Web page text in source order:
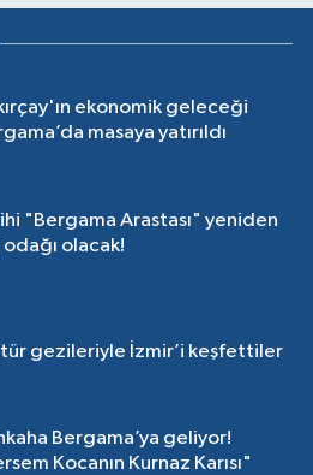
Tizleşen Bir Sesle Yırtınıp
(Cumhuriyet Kitap, 20.7.2000),
/ Duyarlılıkta Kadın Erkek Ayrımı
Ekim 2000), Feridun Andaç /
Yol Haritası (2000), İhsan Işık / -
Ansiklopedisi (2001, 2004) –
of Turkish Authors (2005) -
Metin Örnekli Türkiye Edebiyatçılar
Ansiklopedisi (2006, gen.
TBE Ansiklopedisi (2001), Semih
İstanbul (2002).
ekonomik geleceği
masaya yatırıldı
"Bergama Arastası" yeniden
olacak!
gezileriyle İzmir’i keşfettiler
Bergama’ya geliyor!
Kocanın Kurnaz Karısı"